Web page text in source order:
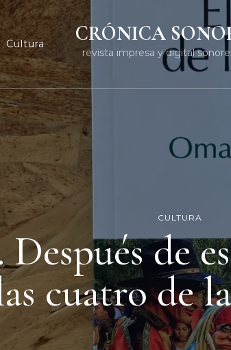
Cultura CRÓNICA
revista impresa y digital
CULTURA
de
cuatro de